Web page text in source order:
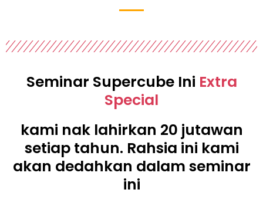
Seminar Supercube Ini Extra
Special
kami nak lahirkan 20 jutawan
setiap tahun. Rahsia ini kami
akan dedahkan dalam seminar
ini